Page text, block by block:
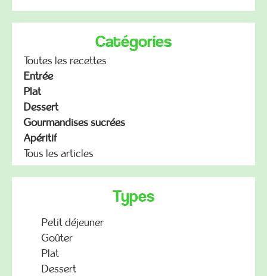
Catégories
Toutes les recettes
Entrée
Plat
Dessert
Gourmandises sucrées
Apéritif
Tous les articles
Types
Petit déjeuner
Goûter
Plat
Dessert